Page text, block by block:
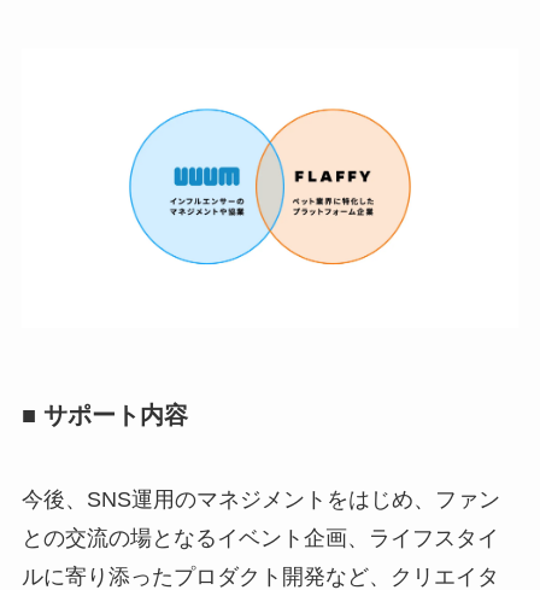
■ サポート内容
今後、SNS運用のマネジメントをはじめ、ファン
との交流の場となるイベント企画、ライフスタイ
ルに寄り添ったプロダクト開発など、クリエイタ